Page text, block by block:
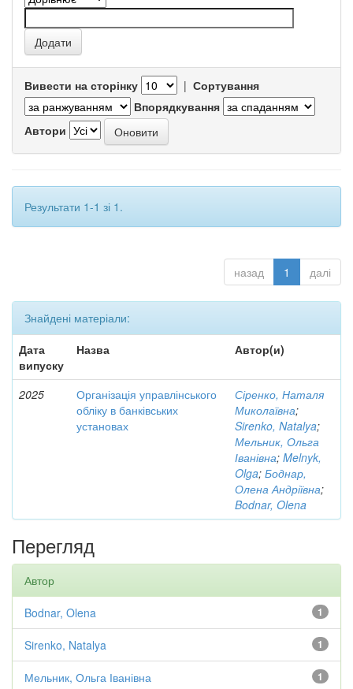
Вивести на сторінку | Сортування
Впорядкування
Автори
Результати 1-1 зі 1.
назад 1 далі
Знайдені матеріали:
Дата
випуску
Назва Автор(и)
2025
Організація управлінського
обліку в банківських
установах
Сіренко, Наталя
Миколаївна;
Sirenko, Natalya;
Мельник, Ольга
Іванівна; Melnyk,
Olga; Боднар,
Олена Андріївна;
Bodnar, Olena
Перегляд
Автор
1
Bodnar, Olena
1
Sirenko, Natalya
1
Мельник, Ольга Іванівна